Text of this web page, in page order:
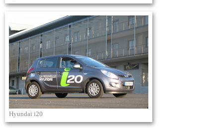
Hyundai i20